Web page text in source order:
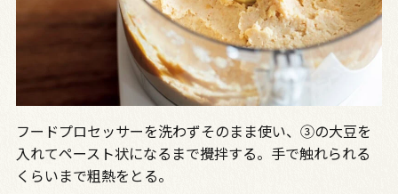
フードプロセッサーを洗わずそのまま使い、③の大豆を
入れてペースト状になるまで攪拌する。手で触れられる
くらいまで粗熱をとる。